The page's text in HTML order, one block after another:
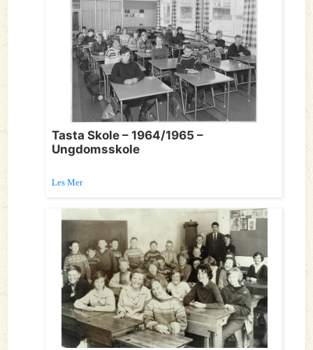
Tasta Skole – 1964/1965 –
Ungdomsskole
Les Mer